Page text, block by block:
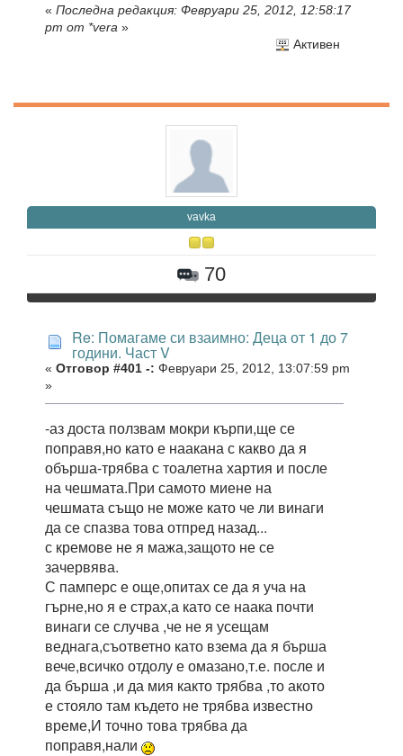
« Последна редакция: Февруари 25, 2012, 12:58:17
pm от *vera »
Активен
vavka
70
Re: Помагаме си взаимно: Деца от 1 до 7
години. Част V
« Отговор #401 -: Февруари 25, 2012, 13:07:59 pm
»
-аз доста ползвам мокри кърпи,ще се
поправя,но като е наакана с какво да я
обърша-трябва с тоалетна хартия и после
на чешмата.При самото миене на
чешмата също не може като че ли винаги
да се спазва това отпред назад...
с кремове не я мажа,защото не се
зачервява.
С памперс е още,опитах се да я уча на
гърне,но я е страх,а като се наака почти
винаги се случва ,че не я усещам
веднага,съответно като взема да я бърша
вече,всичко отдолу е омазано,т.е. после и
да бърша ,и да мия както трябва ,то акото
е стояло там където не трябва известно
време,И точно това трябва да
поправя,нали